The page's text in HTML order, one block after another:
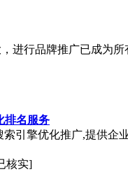
进行品牌推广已成为
排名服务
引擎优化推广,提供企
核实]